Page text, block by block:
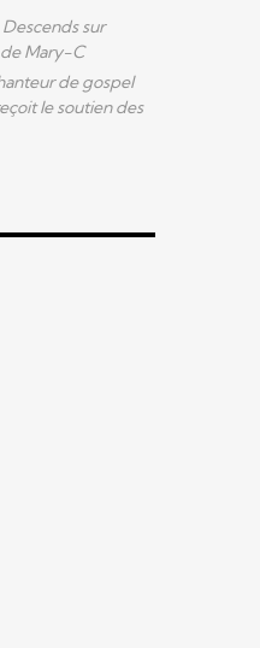
sur
Mary-C
de gospel
le soutien des